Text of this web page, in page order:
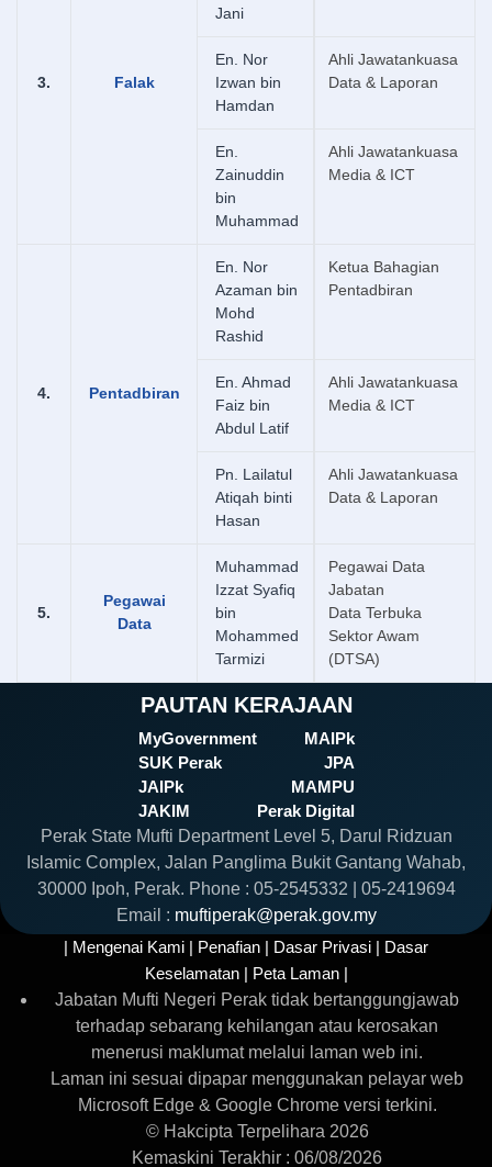
3. Falak
Jani
En. Nor
Izwan bin
Hamdan
Ahli Jawatankuasa
Data & Laporan
En.
Zainuddin
bin
Muhammad
Ahli Jawatankuasa
Media & ICT
4. Pentadbiran
En. Nor
Azaman bin
Mohd
Rashid
Ketua Bahagian
Pentadbiran
En. Ahmad
Faiz bin
Abdul Latif
Ahli Jawatankuasa
Media & ICT
Pn. Lailatul
Atiqah binti
Hasan
Ahli Jawatankuasa
Data & Laporan
5.
Pegawai
Data
Muhammad
Izzat Syafiq
bin
Mohammed
Tarmizi
Pegawai Data
Jabatan
Data Terbuka
Sektor Awam
(DTSA)
PAUTAN KERAJAAN
MyGovernment
SUK Perak
JAIPk
JAKIM
MAIPk
JPA
MAMPU
Perak Digital
Perak State Mufti Department Level 5, Darul Ridzuan
Islamic Complex, Jalan Panglima Bukit Gantang Wahab,
30000 Ipoh, Perak. Phone : 05-2545332 | 05-2419694
Email : muftiperak@perak.gov.my
| Mengenai Kami | Penafian | Dasar Privasi | Dasar
Keselamatan | Peta Laman |
Jabatan Mufti Negeri Perak tidak bertanggungjawab
terhadap sebarang kehilangan atau kerosakan
menerusi maklumat melalui laman web ini.
Laman ini sesuai dipapar menggunakan pelayar web
Microsoft Edge & Google Chrome versi terkini.
© Hakcipta Terpelihara 2026
Kemaskini Terakhir : 06/08/2026